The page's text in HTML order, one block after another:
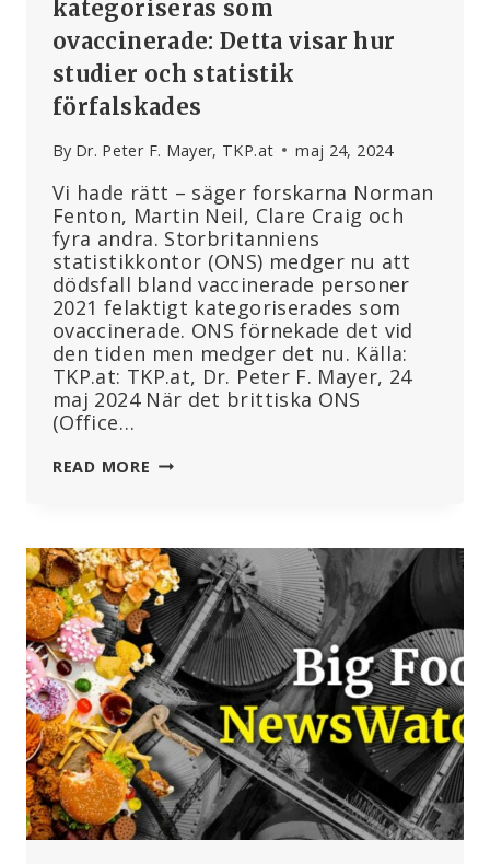
kategoriseras som
ovaccinerade: Detta visar hur
studier och statistik
förfalskades
By Dr. Peter F. Mayer, TKP.at maj 24, 2024
Vi hade rätt – säger forskarna Norman
Fenton, Martin Neil, Clare Craig och
fyra andra. Storbritanniens
statistikkontor (ONS) medger nu att
dödsfall bland vaccinerade personer
2021 felaktigt kategoriserades som
ovaccinerade. ONS förnekade det vid
den tiden men medger det nu. Källa:
TKP.at: TKP.at, Dr. Peter F. Mayer, 24
maj 2024 När det brittiska ONS
(Office…
READ MORE VACCINERADE
OVACCINERADE:
DETTA
VISAR
HUR
STUDIER
OCH
STATISTIK
FÖRFALSKADES